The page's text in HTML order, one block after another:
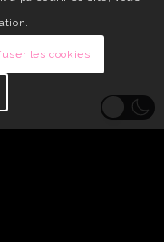
les cookies